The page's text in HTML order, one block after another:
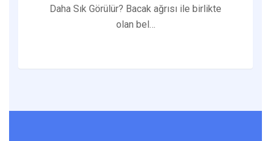
Daha Sık Görülür? Bacak ağrısı ile birlikte
olan bel…